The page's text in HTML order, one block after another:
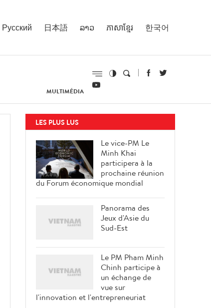
Русский 日本語 ລາວ ភាសាខ្មែរ 한국어
MULTIMÉDIA
LES PLUS LUS
Le vice-PM Le
Minh Khai
participera à la
prochaine réunion
du Forum économique mondial
Panorama des
Jeux d'Asie du
Sud-Est
Le PM Pham Minh
Chinh participe à
un échange de
vue sur
l'innovation et l'entrepreneuriat